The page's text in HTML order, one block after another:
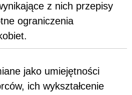
z nich przepisy
ograniczenia
jako umiejętności
ich wykształcenie